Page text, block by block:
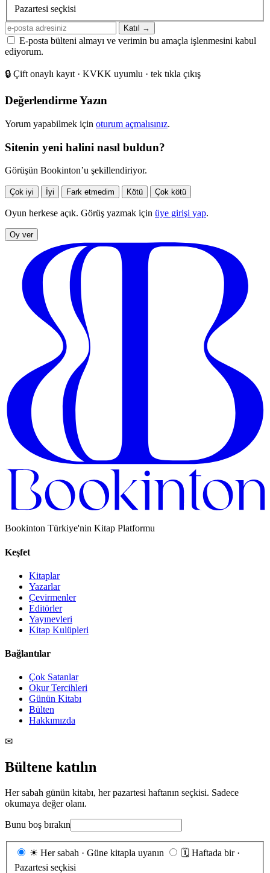
Pazartesi seçkisi
E-
posta
adresiniz
Katıl →
E-posta bülteni almayı ve verimin bu amaçla işlenmesini kabul
ediyorum.
🔒 Çift onaylı kayıt · KVKK uyumlu · tek tıkla çıkış
Değerlendirme Yazın
Yorum yapabilmek için oturum açmalısınız.
Sitenin yeni halini nasıl buldun?
Görüşün Bookinton’u şekillendiriyor.
Çok iyi İyi Fark etmedim Kötü Çok kötü
Oyun herkese açık. Görüş yazmak için üye girişi yap.
Oy ver
Bookinton Türkiye'nin Kitap Platformu
Keşfet
Kitaplar
Yazarlar
Çevirmenler
Editörler
Yayınevleri
Kitap Kulüpleri
Bağlantılar
Çok Satanlar
Okur Tercihleri
Günün Kitabı
Bülten
Hakkımızda
✉
Bültene katılın
Her sabah günün kitabı, her pazartesi haftanın seçkisi. Sadece
okumaya değer olanı.
Bunu boş bırakın
Gönderim
☀ Her sabah · Güne kitapla uyanın 🗓 Haftada bir ·
Pazartesi seçkisi